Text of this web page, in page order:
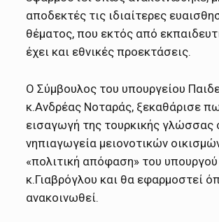
αποδεκτές τις ιδιαίτερες
θέματος, που εκτός από
έχει και εθνικές προεκτάσεις.
Ο Σύμβουλος του υπουργείου
κ.Ανδρέας Νοταράς, ξεκαθάρισε
εισαγωγή της τουρκικής γλώσσας
νηπιαγωγεία μειονοτικών
«πολιτική απόφαση» του υπουργού
κ.Γιαβρόγλου και θα εφαρμοστεί
ανακοινωθεί.